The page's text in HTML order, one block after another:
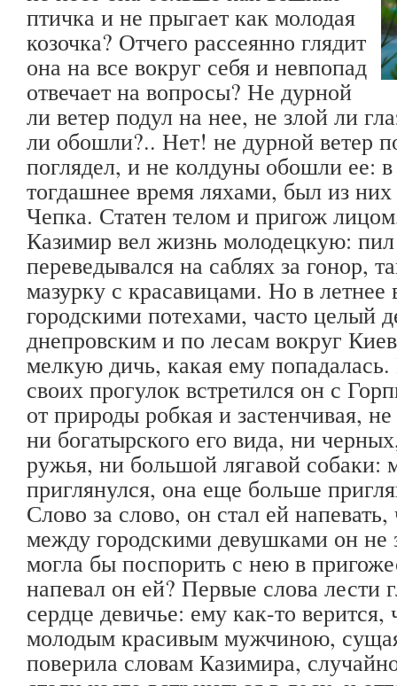
птичка и не прыгает как молодая
козочка? Отчего рассеянно глядит
она на все вокруг себя и невпопад
отвечает на вопросы? Не дурной
ли ветер подул на нее, не злой ли
ли обошли?.. Нет! не дурной ветер
поглядел, и не колдуны обошли ее:
тогдашнее время ляхами, был из
Чепка. Статен телом и пригож
Казимир вел жизнь молодецкую: пил
переведывался на саблях за гонор,
мазурку с красавицами. Но в летнее
городскими потехами, часто целый
днепровским и по лесам вокруг
мелкую дичь, какая ему
своих прогулок встретился он с
от природы робкая и застенчивая,
ни богатырского его вида, ни
ружья, ни большой лягавой собаки:
приглянулся, она еще больше
Слово за слово, он стал ей
между городскими девушками он не
могла бы поспорить с нею в
напевал он ей? Первые слова лести
сердце девичье: ему как-то верится,
молодым красивым мужчиною,
поверила словам Казимира,